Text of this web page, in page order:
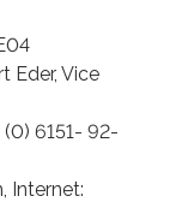
Eder, Vice
(0) 6151- 92-
Internet: